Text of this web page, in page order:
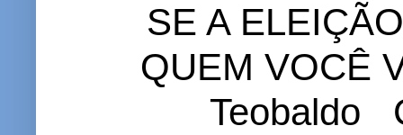
SE A
QUEM VOCÊ
Teobaldo